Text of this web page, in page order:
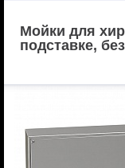
Мойки для
подставке,